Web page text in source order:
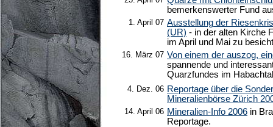
bemerkenswerter Fund
1. April 07 Ausstellung der
(UR) - in der alten Kirche
im April und Mai zu
16. März 07 Von einem der auszog,
spannende und
Quarzfundes im
4. Dez. 06 Reportage über die
Mineralienbörse Zürich
14. April 06 Mineralien-Info 2006 in
Reportage.